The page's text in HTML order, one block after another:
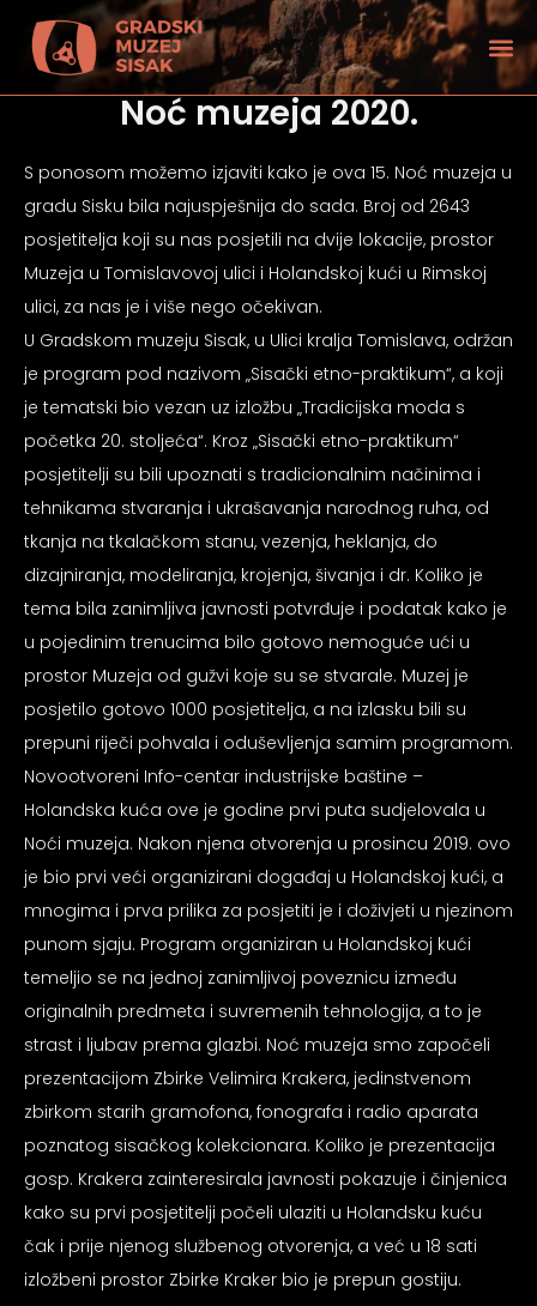
Noć muzeja 2020.
S ponosom možemo izjaviti kako je ova 15. Noć muzeja u
gradu Sisku bila najuspješnija do sada. Broj od 2643
posjetitelja koji su nas posjetili na dvije lokacije, prostor
Muzeja u Tomislavovoj ulici i Holandskoj kući u Rimskoj
ulici, za nas je i više nego očekivan.
U Gradskom muzeju Sisak, u Ulici kralja Tomislava, održan
je program pod nazivom „Sisački etno-praktikum“, a koji
je tematski bio vezan uz izložbu „Tradicijska moda s
početka 20. stoljeća“. Kroz „Sisački etno-praktikum“
posjetitelji su bili upoznati s tradicionalnim načinima i
tehnikama stvaranja i ukrašavanja narodnog ruha, od
tkanja na tkalačkom stanu, vezenja, heklanja, do
dizajniranja, modeliranja, krojenja, šivanja i dr. Koliko je
tema bila zanimljiva javnosti potvrđuje i podatak kako je
u pojedinim trenucima bilo gotovo nemoguće ući u
prostor Muzeja od gužvi koje su se stvarale. Muzej je
posjetilo gotovo 1000 posjetitelja, a na izlasku bili su
prepuni riječi pohvala i oduševljenja samim programom.
Novootvoreni Info-centar industrijske baštine –
Holandska kuća ove je godine prvi puta sudjelovala u
Noći muzeja. Nakon njena otvorenja u prosincu 2019. ovo
je bio prvi veći organizirani događaj u Holandskoj kući, a
mnogima i prva prilika za posjetiti je i doživjeti u njezinom
punom sjaju. Program organiziran u Holandskoj kući
temeljio se na jednoj zanimljivoj poveznicu između
originalnih predmeta i suvremenih tehnologija, a to je
strast i ljubav prema glazbi. Noć muzeja smo započeli
prezentacijom Zbirke Velimira Krakera, jedinstvenom
zbirkom starih gramofona, fonografa i radio aparata
poznatog sisačkog kolekcionara. Koliko je prezentacija
gosp. Krakera zainteresirala javnosti pokazuje i činjenica
kako su prvi posjetitelji počeli ulaziti u Holandsku kuću
čak i prije njenog službenog otvorenja, a već u 18 sati
izložbeni prostor Zbirke Kraker bio je prepun gostiju.
vida